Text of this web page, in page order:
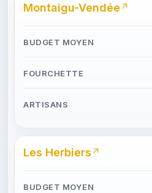
Montaigu-Vendée
Les Herbiers